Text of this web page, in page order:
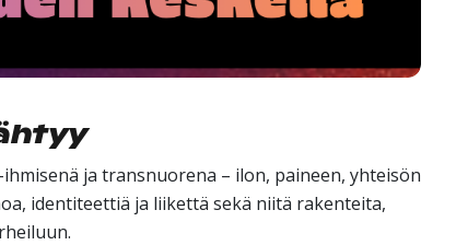
ja transnuorena – ilon, paineen, yhteisön
identiteettiä ja liikettä sekä niitä rakenteita,